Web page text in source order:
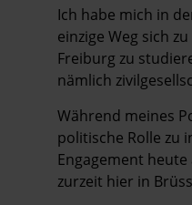
Ich habe mich in
einzige Weg sich
Freiburg zu
nämlich
Während meines
politische Rolle zu
Engagement
zurzeit hier in